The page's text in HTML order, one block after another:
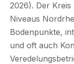
2026). Der
Niveaus
Bodenpunkte,
und oft auch